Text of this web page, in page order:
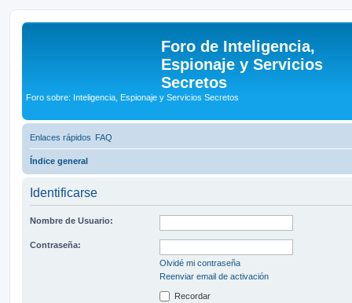
Foro de Inteligencia,
Espionaje y Servicios
Secretos
Foro sobre: Inteligencia, Espionaje y Servicios Secretos
Enlaces rápidos FAQ
Índice general
Identificarse
Nombre de Usuario:
Contraseña:
Olvidé mi contraseña
Reenviar email de activación
Recordar